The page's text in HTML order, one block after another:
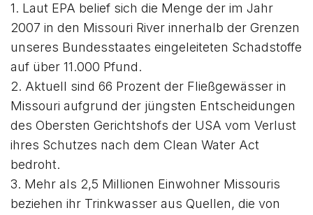
1. Laut EPA belief sich die Menge der im Jahr
2007 in den Missouri River innerhalb der Grenzen
unseres Bundesstaates eingeleiteten Schadstoffe
auf über 11.000 Pfund.
2. Aktuell sind 66 Prozent der Fließgewässer in
Missouri aufgrund der jüngsten Entscheidungen
des Obersten Gerichtshofs der USA vom Verlust
ihres Schutzes nach dem Clean Water Act
bedroht.
3. Mehr als 2,5 Millionen Einwohner Missouris
beziehen ihr Trinkwasser aus Quellen, die von